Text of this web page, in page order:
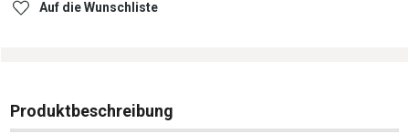
Auf die Wunschliste
Produktbeschreibung